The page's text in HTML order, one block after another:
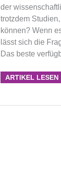
der
trotzdem
können? Wenn
lässt sich die
Das beste
ARTIKEL LESEN